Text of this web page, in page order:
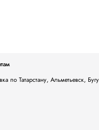
по Татарстану, Альметьевск,